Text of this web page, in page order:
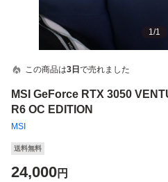
1/1
この商品は3日 で売れました
MSI GeForce RTX 3050
R6 OC EDITION
MSI
送料無料
24,000円